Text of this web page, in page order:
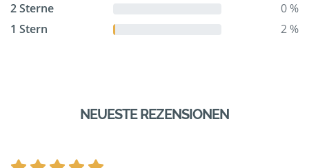
2 Sterne
0 %
1 Stern
2 %
NEUESTE REZENSIONEN